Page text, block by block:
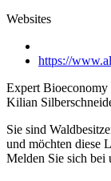
Websites
https://
Expert
Kilian
Sie sind
und möchten diese
Melden Sie sich bei